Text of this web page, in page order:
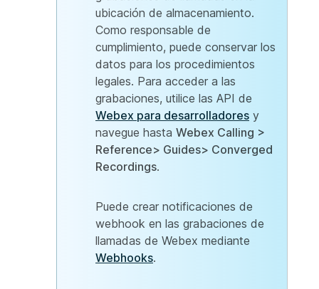
ubicación de almacenamiento.
Como responsable de
cumplimiento, puede conservar los
datos para los procedimientos
legales. Para acceder a las
grabaciones, utilice las API de
Webex para desarrolladores y
navegue hasta Webex Calling >
Reference> Guides> Converged
Recordings.
Puede crear notificaciones de
webhook en las grabaciones de
llamadas de Webex mediante
Webhooks.